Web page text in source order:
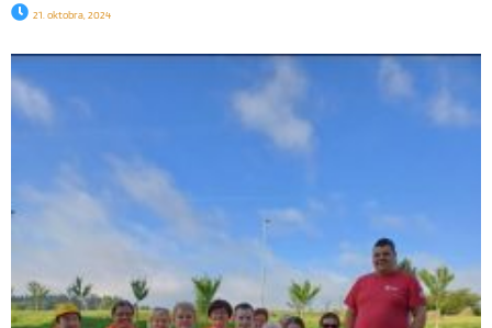
21. oktobra, 2024